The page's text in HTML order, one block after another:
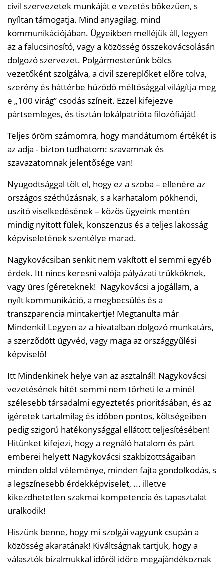
civil szervezetek munkáját e vezetés bőkezűen, s
nyíltan támogatja. Mind anyagilag, mind
kommunikációjában. Ügyeikben melléjük áll, legyen
az a falucsinosító, vagy a közösség összekovácsolásán
dolgozó szervezet. Polgármesterünk bölcs
vezetőként szolgálva, a civil szereplőket előre tolva,
szerény és háttérbe húzódó méltósággal világítja meg
e „100 virág” csodás színeit. Ezzel kifejezve
pártsemleges, és tisztán lokálpatrióta filozófiáját!
Teljes öröm számomra, hogy mandátumom értékét is
az adja - bizton tudhatom: szavamnak és
szavazatomnak jelentősége van!
Nyugodtsággal tölt el, hogy ez a szoba – ellenére az
országos széthúzásnak, s a karhatalom pökhendi,
uszító viselkedésének – közös ügyeink mentén
mindig nyitott fülek, konszenzus és a teljes lakosság
képviseletének szentélye marad.
Nagykovácsiban senkit nem vakított el semmi egyéb
érdek. Itt nincs keresni valója pályázati trükköknek,
vagy üres ígéreteknek! Nagykovácsi a jogállam, a
nyílt kommunikáció, a megbecsülés és a
transzparencia mintakertje! Megtanulta már
Mindenki! Legyen az a hivatalban dolgozó munkatárs,
a szerződött ügyvéd, vagy maga az országgyűlési
képviselő!
Itt Mindenkinek helye van az asztalnál! Nagykovácsi
vezetésének hitét semmi nem törheti le a minél
szélesebb társadalmi egyeztetés prioritásában, és az
ígéretek tartalmilag és időben pontos, költségeiben
pedig szigorú hatékonysággal ellátott teljesítésében!
Hitünket kifejezi, hogy a regnáló hatalom és párt
emberei helyett Nagykovácsi szakbizottságaiban
minden oldal véleménye, minden fajta gondolkodás, s
a legszínesebb érdekképviselet, ... illetve
kikezdhetetlen szakmai kompetencia és tapasztalat
uralkodik!
Hiszünk benne, hogy mi szolgái vagyunk csupán a
közösség akaratának! Kiváltságnak tartjuk, hogy a
választók bizalmukkal időről időre megajándékoznak